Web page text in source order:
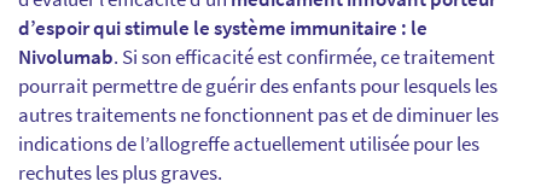
d’espoir qui stimule le système immunitaire : le
Nivolumab. Si son efficacité est confirmée, ce traitement
pourrait permettre de guérir des enfants pour lesquels les
autres traitements ne fonctionnent pas et de diminuer les
indications de l’allogreffe actuellement utilisée pour les
rechutes les plus graves.